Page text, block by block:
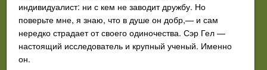
индивидуалист: ни с кем не заводит дружбу. Но
поверьте мне, я знаю, что в душе он добр,— и сам
нередко страдает от своего одиночества. Сэр Гел —
настоящий исследователь и крупный ученый. Именно
он.